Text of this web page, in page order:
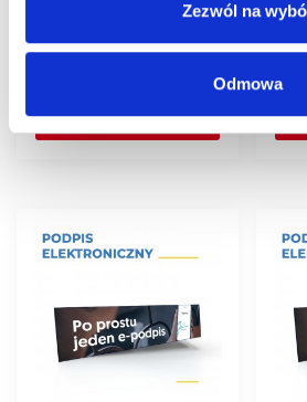
Zezwól na
Odmowa
koszyka